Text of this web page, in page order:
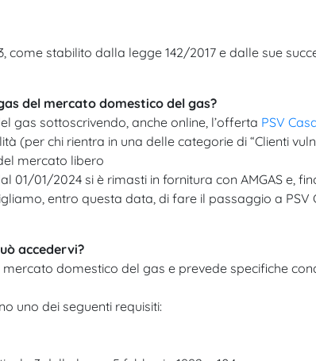
come stabilito dalla legge 142/2017 e dalle sue
del mercato domestico del gas?
gas sottoscrivendo, anche online, l’offerta PSV
(per chi rientra in una delle categorie di “Clienti
mercato libero​
01/01/2024 si è rimasti in fornitura con AMGAS e,
entro questa data, di fare il passaggio a
accedervi?
mercato domestico del gas e prevede specifiche
uno dei seguenti requisiti:​